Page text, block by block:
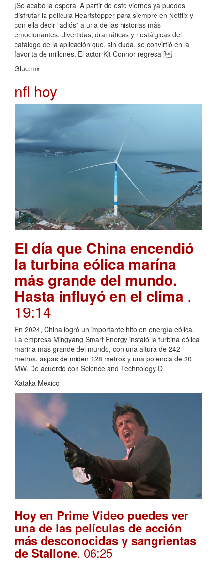
¡Se acabó la espera! A partir de este viernes ya puedes
disfrutar la película Heartstopper para siempre en Netflix y
con ella decir “adiós” a una de las historias más
emocionantes, divertidas, dramáticas y nostálgicas del
catálogo de la aplicación que, sin duda, se convirtió en la
favorita de millones. El actor Kit Connor regresa [
Gluc.mx
nfl hoy
El día que China encendió
la turbina eólica marína
más grande del mundo.
Hasta influyó en el clima .
19:14
En 2024, China logró un importante hito en energía eólica.
La empresa Mingyang Smart Energy instaló la turbina eólica
marina más grande del mundo, con una altura de 242
metros, aspas de miden 128 metros y una potencia de 20
MW. De acuerdo con Science and Technology D
Xataka México
Hoy en Prime Video puedes ver
una de las películas de acción
más desconocidas y sangrientas
de Stallone. 06:25